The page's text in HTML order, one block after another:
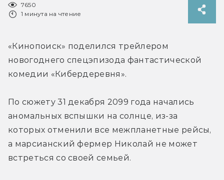
7650
1 минута на чтение
«Кинопоиск» поделился трейлером
новогоднего спецэпизода фантастической
комедии «Кибердеревня».
По сюжету 31 декабря 2099 года начались
аномальных вспышки на солнце, из-за
которых отменили все межпланетные рейсы,
а марсианский фермер Николай не может
встреться со своей семьей.